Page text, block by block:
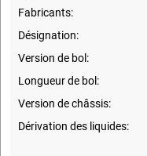
Fabricants:
Désignation:
Version de bol:
Longueur de bol:
Version de châssis:
Dérivation des liquides: